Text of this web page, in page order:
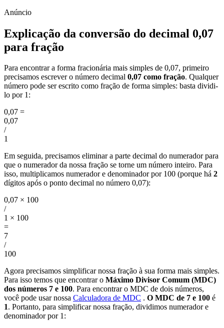
Explicação da conversão do decimal 0,07
para fração
Para encontrar a forma fracionária mais simples de 0,07, primeiro
precisamos escrever o número decimal 0,07 como fração. Qualquer
número pode ser escrito como fração de forma simples: basta dividi-
lo por 1:
0,07 =
0,07
/
1
Em seguida, precisamos eliminar a parte decimal do numerador para
que o numerador da nossa fração se torne um número inteiro. Para
isso, multiplicamos numerador e denominador por 100 (porque há 2
dígitos após o ponto decimal no número 0,07):
0,07 × 100
/
1 × 100
=
7
/
100
Agora precisamos simplificar nossa fração à sua forma mais simples.
Para isso temos que encontrar o Máximo Divisor Comum (MDC)
dos números 7 e 100. Para encontrar o MDC de dois números,
você pode usar nossa Calculadora de MDC . O MDC de 7 e 100 é
1. Portanto, para simplificar nossa fração, dividimos numerador e
denominador por 1: